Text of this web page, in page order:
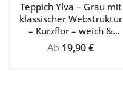
Teppich Ylva – Grau mit
klassischer Webstruktur
– Kurzflor – weich &
pflegeleicht für Zuhause
Regulärer Preis:
Ab 19,90 €